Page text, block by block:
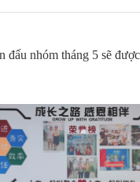
đấu nhóm tháng 5 sẽ